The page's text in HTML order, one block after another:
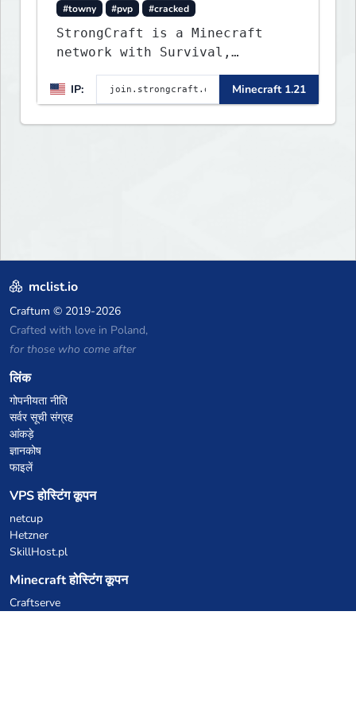
#towny
#pvp #cracked
StrongCraft is a Minecraft
network with Survival,
Towny, PvP, LifeSteal, Events,
and more. Pick a server and
start playing.
IP: Minecraft 1.21
mclist.io
Craftum © 2019-2026
Crafted with love in Poland,
for those who come after
लिंक
गोपनीयता नीति
सर्वर सूची संग्रह
आंकड़े
ज्ञानकोष
फाइलें
VPS होस्टिंग कूपन
netcup
Hetzner
SkillHost.pl
Minecraft होस्टिंग कूपन
Craftserve